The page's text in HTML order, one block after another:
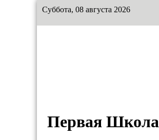
Суббота, 08 августа 2026
Первая Школа